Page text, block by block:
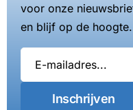
voor onze
en blijf op de hoogte.
Inschrijven